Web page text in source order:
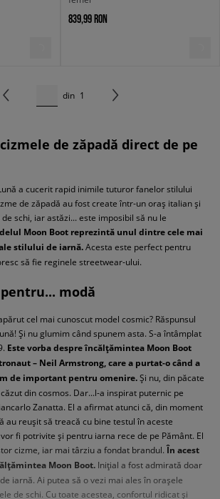
839,99 RON
din 1
de zăpadă direct de pe
a cucerit rapid inimile tuturor fanelor stilului
de zăpadă au fost create într-un oraș italian și
schi, iar astăzi... este imposibil să nu le
Moon Boot reprezintă unul dintre cele mai
stilului de iarnă.Acesta este perfect pentru
să fie reginele streetwear-ului.
modă
cel mai cunoscut model cosmic? Răspunsul
Și nu glumim când spunem asta. S-a întâmplat
Este vorba despre încălțămintea Moon Boot
– Neil Armstrong, care a purtat-o când a
de important pentru omenire.Și nu, din păcate
din cosmos. Dar...l-a inspirat puternic pe
Zanatta. El a afirmat atunci că, din moment
au reușit să treacă cu bine testul în aceste
fi potrivite și pentru iarna rece de pe Pământ. El
cizme, iar mai târziu a fondat brandul.În acest
Moon Boot. Inițial a fost admirată doar
iarnă. Ai putea să o vezi mai ales în orașele
de schi. Cu toate acestea, confortul ridicat și